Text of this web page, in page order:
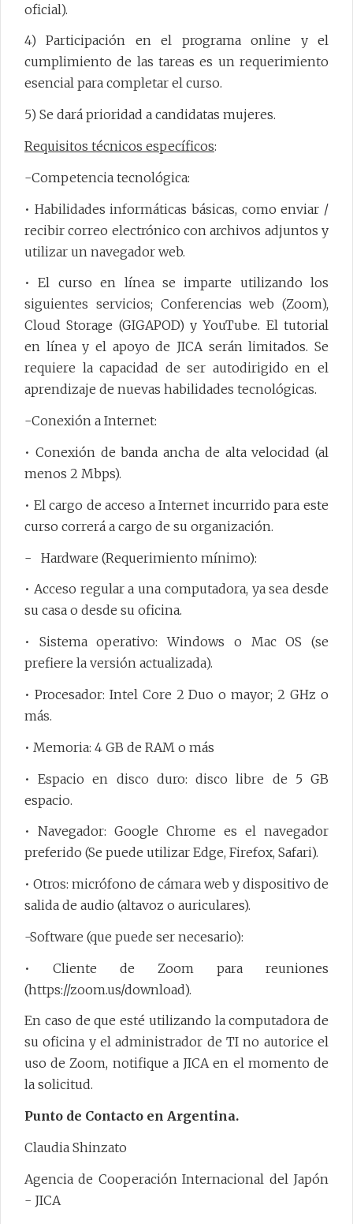
oficial).
4) Participación en el programa online y el
cumplimiento de las tareas es un requerimiento
esencial para completar el curso.
5) Se dará prioridad a candidatas mujeres.
Requisitos técnicos específicos:
-Competencia tecnológica:
• Habilidades informáticas básicas, como enviar /
recibir correo electrónico con archivos adjuntos y
utilizar un navegador web.
• El curso en línea se imparte utilizando los
siguientes servicios; Conferencias web (Zoom),
Cloud Storage (GIGAPOD) y YouTube. El tutorial
en línea y el apoyo de JICA serán limitados. Se
requiere la capacidad de ser autodirigido en el
aprendizaje de nuevas habilidades tecnológicas.
-Conexión a Internet:
• Conexión de banda ancha de alta velocidad (al
menos 2 Mbps).
• El cargo de acceso a Internet incurrido para este
curso correrá a cargo de su organización.
- Hardware (Requerimiento mínimo):
• Acceso regular a una computadora, ya sea desde
su casa o desde su oficina.
• Sistema operativo: Windows o Mac OS (se
prefiere la versión actualizada).
• Procesador: Intel Core 2 Duo o mayor; 2 GHz o
más.
• Memoria: 4 GB de RAM o más
• Espacio en disco duro: disco libre de 5 GB
espacio.
• Navegador: Google Chrome es el navegador
preferido (Se puede utilizar Edge, Firefox, Safari).
• Otros: micrófono de cámara web y dispositivo de
salida de audio (altavoz o auriculares).
-Software (que puede ser necesario):
• Cliente de Zoom para reuniones
(https://zoom.us/download).
En caso de que esté utilizando la computadora de
su oficina y el administrador de TI no autorice el
uso de Zoom, notifique a JICA en el momento de
la solicitud.
Punto de Contacto en Argentina.
Claudia Shinzato
Agencia de Cooperación Internacional del Japón
- JICA